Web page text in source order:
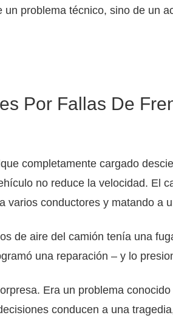
problema técnico, sino de un
Por Fallas De
completamente cargado
no reduce la velocidad. El
varios conductores y matando a
de aire del camión tenía una
una reparación – y lo
Era un problema
conducen a una